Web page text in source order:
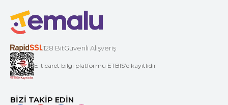
128 BitGüvenli Alışveriş
E-ticaret bilgi platformu ETBIS’e kayıtlıdır
BİZİ TAKİP EDİN